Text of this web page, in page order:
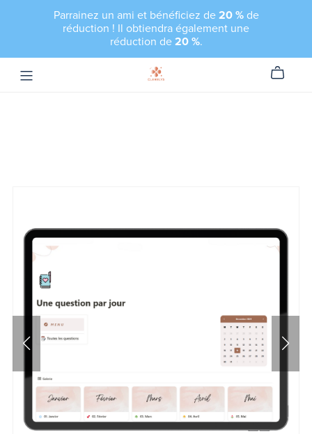
Parrainez un ami et bénéficiez de 20 %de
réduction ! Il obtiendra également une
réduction de 20 %.